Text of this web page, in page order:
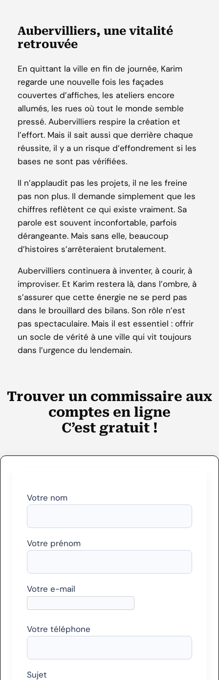
Aubervilliers, une vitalité
retrouvée
En quittant la ville en fin de journée, Karim
regarde une nouvelle fois les façades
couvertes d’affiches, les ateliers encore
allumés, les rues où tout le monde semble
pressé. Aubervilliers respire la création et
l’effort. Mais il sait aussi que derrière chaque
réussite, il y a un risque d’effondrement si les
bases ne sont pas vérifiées.
Il n’applaudit pas les projets, il ne les freine
pas non plus. Il demande simplement que les
chiffres reflètent ce qui existe vraiment. Sa
parole est souvent inconfortable, parfois
dérangeante. Mais sans elle, beaucoup
d’histoires s’arrêteraient brutalement.
Aubervilliers continuera à inventer, à courir, à
improviser. Et Karim restera là, dans l’ombre, à
s’assurer que cette énergie ne se perd pas
dans le brouillard des bilans. Son rôle n’est
pas spectaculaire. Mais il est essentiel : offrir
un socle de vérité à une ville qui vit toujours
dans l’urgence du lendemain.
Trouver un commissaire aux
comptes en ligne
C’est gratuit !
Votre nom
Votre prénom
Votre e-mail
Votre téléphone
Sujet